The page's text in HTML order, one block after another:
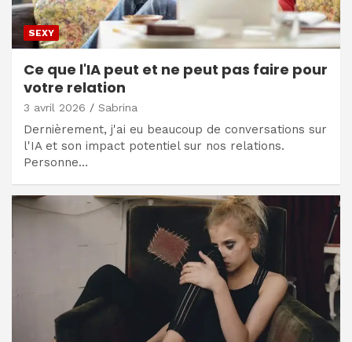
SEXY
Ce que l'IA peut et ne peut pas faire pour
votre relation
3 avril 2026 Sabrina
Dernièrement, j'ai eu beaucoup de conversations sur
l'IA et son impact potentiel sur nos relations.
Personne…